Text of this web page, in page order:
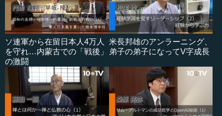
ソ連軍から在留日本人4万人
を守れ…内蒙古での「戦後」
の激闘
米長邦雄のアンラーニング、
弟子の弟子になってV字成長